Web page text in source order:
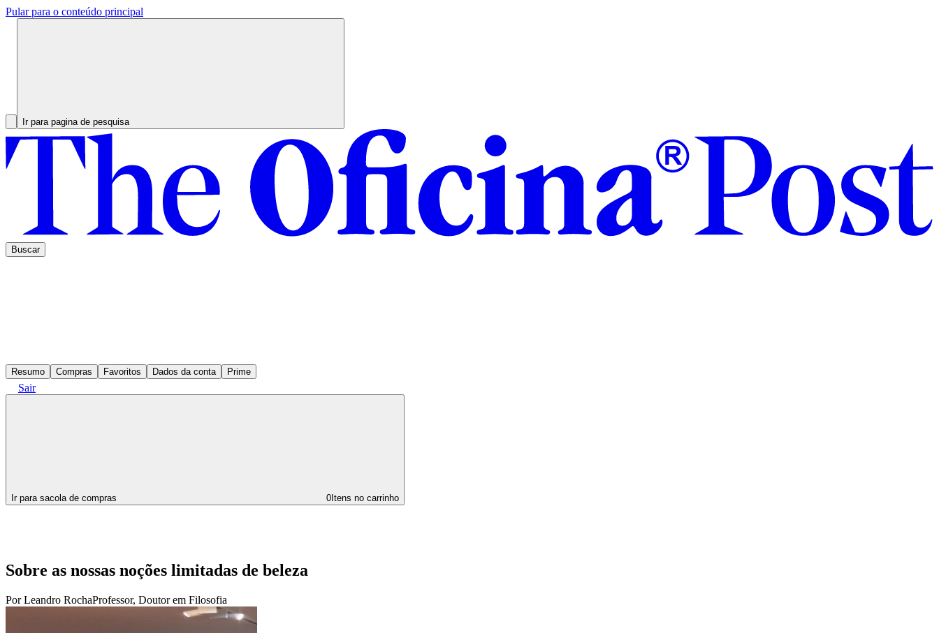
Pular para o conteúdo principal
Ir para pagina de pesquisa
Buscar
Resumo Compras Favoritos Dados da conta Prime
Sair
Ir para sacola de compras 0 Itens no carrinho
Sobre as nossas noções limitadas de beleza
PorLeandro RochaProfessor, Doutor em Filosofia